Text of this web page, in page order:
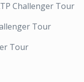
Challenger Tour
Tour
Tour